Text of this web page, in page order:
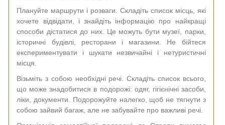
Плануйте маршрути і розваги. Складіть список місць, які
хочете відвідати, і знайдіть інформацію про найкращі
способи дістатися до них. Це можуть бути музеї, парки,
історичні будівлі, ресторани і магазини. Не бійтеся
експериментувати і шукати незвичайні і нетуристичні
місця.
Візьміть з собою необхідні речі. Складіть список всього,
що може знадобитися в подорожі: одяг, гігієнічні засоби,
ліки, документи. Подорожуйте налегко, щоб не тягнути з
собою зайвий багаж, але не забувайте про важливі речі.